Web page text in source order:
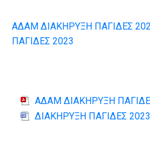
ΑΔΑΜ ΔΙΑΚΗΡΥΞΗ ΠΑΓΙΔΕΣ
ΠΑΓΙΔΕΣ 2023
ΑΔΑΜ ΔΙΑΚΗΡΥΞΗ
ΔΙΑΚΗΡΥΞΗ ΠΑΓΙΔΕΣ 2023